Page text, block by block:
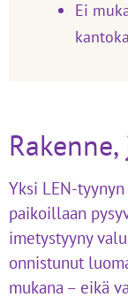
Ei
Yksi LEN-
paikoillaan
imetystyyny
onnistunut
mukana – eikä